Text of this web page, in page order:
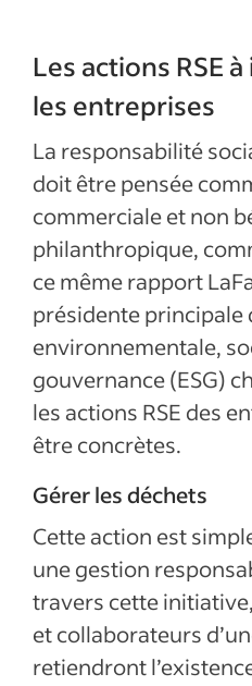
Les actions RSE
les entreprises
La responsabilité
doit être pensée
commerciale et non
philanthropique,
ce même rapport
présidente principale
environnementale,
gouvernance (ESG)
les actions RSE des
être concrètes.
Gérer les déchets
Cette action est
une gestion
travers cette
et collaborateurs
retiendront